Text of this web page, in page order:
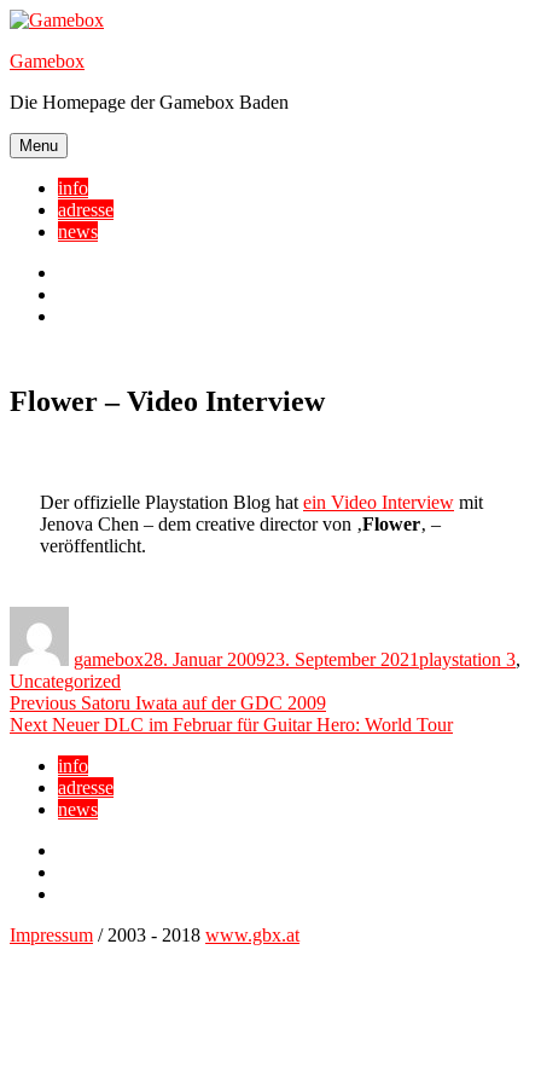
Skip
content
Gamebox
Die Homepage der Gamebox Baden
Menu
info
adresse
news
Flower – Video Interview
Der offizielle Playstation Blog hat ein Video Interview mit
Jenova Chen – dem creative director von ‚Flower‚ –
veröffentlicht.
gamebox28. Januar 200923. September 2021playstation 3,
Uncategorized
Beitragsnavigation
Previous Previous
post:
Satoru Iwata auf der GDC 2009
Next Next
Neuer DLC im Februar für Guitar Hero: World Tour
info
adresse
news
Impressum / 2003 - 2018 www.gbx.at